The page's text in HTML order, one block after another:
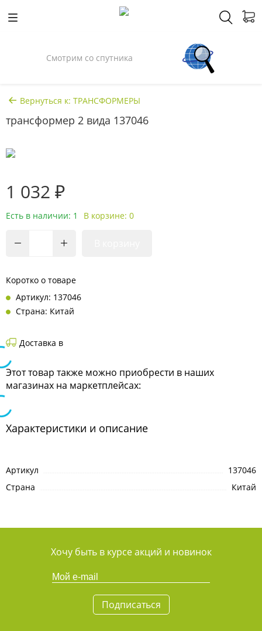
Смотрим со спутника
Вернуться к: ТРАНСФОРМЕРЫ
трансформер 2 вида 137046
1 032 ₽
Есть в наличии: 1 В корзине: 0
Коротко о товаре
Артикул: 137046
Страна: Китай
Доставка в
Этот товар также можно приобрести в наших
магазинах на маркетплейсах:
Характеристики и описание
Артикул
137046
Страна
Китай
Хочу быть в курсе акций и новинок
Подписаться